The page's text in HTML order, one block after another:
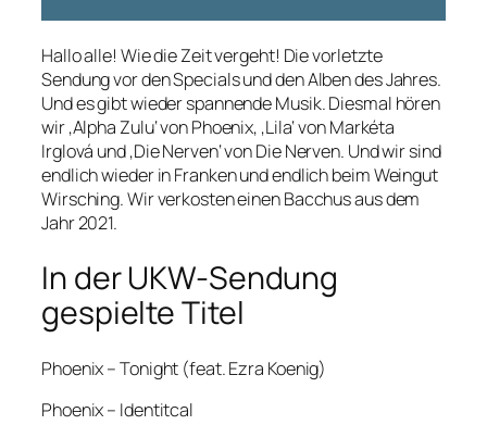
Hallo alle! Wie die Zeit vergeht! Die vorletzte
Sendung vor den Specials und den Alben des Jahres.
Und es gibt wieder spannende Musik. Diesmal hören
wir ‚Alpha Zulu‘ von Phoenix, ‚Lila‘ von Markéta
Irglová und ‚Die Nerven‘ von Die Nerven. Und wir sind
endlich wieder in Franken und endlich beim Weingut
Wirsching. Wir verkosten einen Bacchus aus dem
Jahr 2021.
In der UKW-Sendung
gespielte Titel
Phoenix – Tonight (feat. Ezra Koenig)
Phoenix – Identitcal